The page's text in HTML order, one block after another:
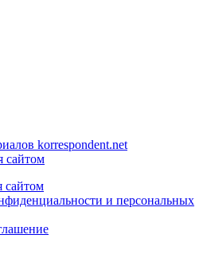
korrespondent.net
сайтом
сайтом
и персональных